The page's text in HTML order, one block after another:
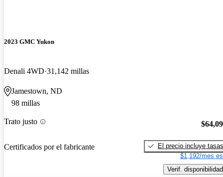
2023 GMC Yukon
Denali 4WD 31,142 millas
Jamestown, ND
98 millas
Trato justo
Certificados por el fabricante
El precio incluye tasas
$1,192/mes
Verif. disponibilidad